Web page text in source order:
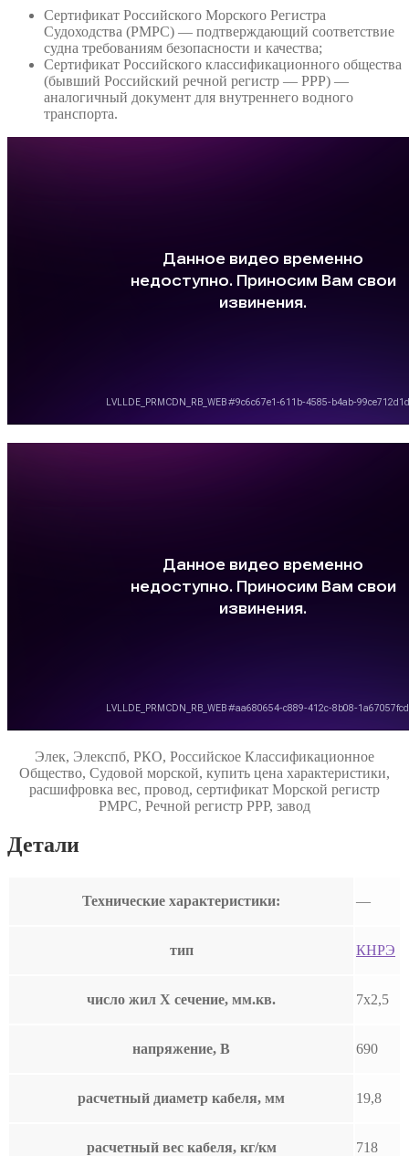
Сертификат Российского Морского Регистра
Судоходства (РМРС) — подтверждающий соответствие
судна требованиям безопасности и качества;
Сертификат Российского классификационного общества
(бывший Российский речной регистр — РРР) —
аналогичный документ для внутреннего водного
транспорта.
Элек, Элекспб, РКО, Российское Классификационное
Общество, Судовой морской, купить цена характеристики,
расшифровка вес, провод, сертификат Морской регистр
РМРС, Речной регистр РРР, завод
Детали
Технические характеристики: —
тип КНРЭ
число жил Х сечение, мм.кв. 7х2,5
напряжение, В 690
расчетный диаметр кабеля, мм 19,8
расчетный вес кабеля, кг/км 718